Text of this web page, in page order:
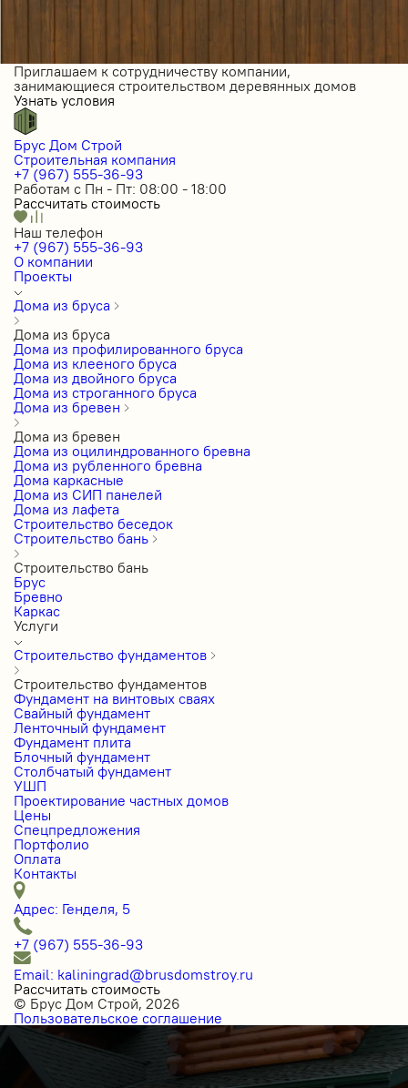
Приглашаем к сотрудничеству компании,
занимающиеся строительством деревянных домов
Узнать условия
Брус Дом Строй
Строительная компания
+7 (967) 555-36-93
Работам с Пн - Пт: 08:00 - 18:00
Рассчитать стоимость
Наш телефон
+7 (967) 555-36-93
О компании
Проекты
Дома из бруса
Дома из бруса
Дома из профилированного бруса
Дома из клееного бруса
Дома из двойного бруса
Дома из строганного бруса
Дома из бревен
Дома из бревен
Дома из оцилиндрованного бревна
Дома из рубленного бревна
Дома каркасные
Дома из СИП панелей
Дома из лафета
Строительство беседок
Строительство бань
Строительство бань
Брус
Бревно
Каркас
Услуги
Строительство фундаментов
Строительство фундаментов
Фундамент на винтовых сваях
Свайный фундамент
Ленточный фундамент
Фундамент плита
Блочный фундамент
Столбчатый фундамент
УШП
Проектирование частных домов
Цены
Спецпредложения
Портфолио
Оплата
Контакты
Адрес: Генделя, 5
+7 (967) 555-36-93
Email: kaliningrad@brusdomstroy.ru
Рассчитать стоимость
© Брус Дом Строй, 2026
Пользовательское соглашение